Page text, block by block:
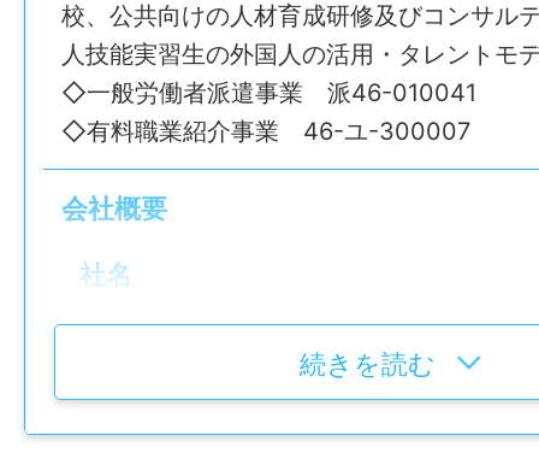
【具体的には】
● 金融等の窓口業務
● 共済の契約事務
● 販売（農畜産物の集荷・販売）
● 各種営業に関する業務
※配属先（直販課や集荷場配送センター等
校、公共向けの人材育成研修及びコンサル
人技能実習生の外国人の活用・タレントモ
◇一般労働者派遣事業 派46-010041
◇有料職業紹介事業 46-ユ-300007
会社概要
社名
設立
昭和56年4月
続きを読む